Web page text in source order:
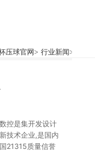
压球官网> 行业新闻>
控是集开发设计
技术企业,是国内
21315质量信誉